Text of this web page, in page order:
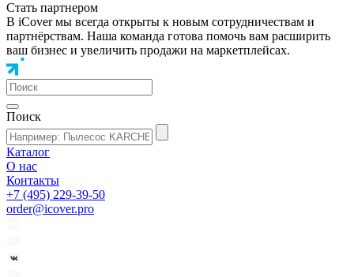
Стать партнером
В iCover мы всегда открыты к новым сотрудничествам и
партнёрствам. Наша команда готова помочь вам расширить
ваш бизнес и увеличить продажи на маркетплейсах.
Поиск
Каталог
О нас
Контакты
+7 (495) 229-39-50
order@icover.pro